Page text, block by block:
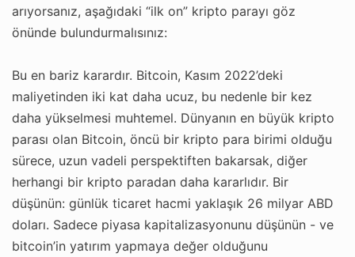
arıyorsanız, aşağıdaki “ilk on” kripto parayı göz
önünde bulundurmalısınız:
Bu en bariz karardır. Bitcoin, Kasım 2022’deki
maliyetinden iki kat daha ucuz, bu nedenle bir kez
daha yükselmesi muhtemel. Dünyanın en büyük kripto
parası olan Bitcoin, öncü bir kripto para birimi olduğu
sürece, uzun vadeli perspektiften bakarsak, diğer
herhangi bir kripto paradan daha kararlıdır. Bir
düşünün: günlük ticaret hacmi yaklaşık 26 milyar ABD
doları. Sadece piyasa kapitalizasyonunu düşünün - ve
bitcoin’in yatırım yapmaya değer olduğunu